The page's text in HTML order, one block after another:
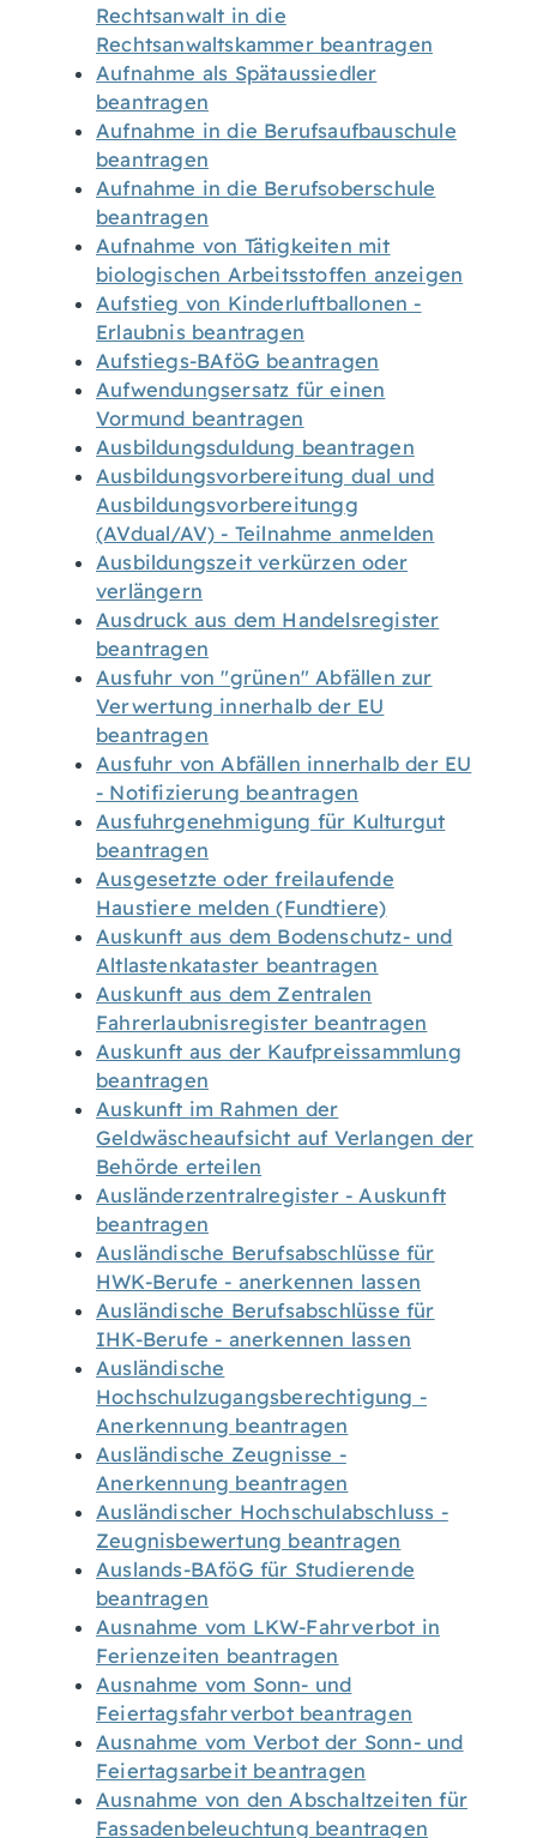
Rechtsanwalt in die
Rechtsanwaltskammer beantragen
Aufnahme als Spätaussiedler
beantragen
Aufnahme in die Berufsaufbauschule
beantragen
Aufnahme in die Berufsoberschule
beantragen
Aufnahme von Tätigkeiten mit
biologischen Arbeitsstoffen anzeigen
Aufstieg von Kinderluftballonen -
Erlaubnis beantragen
Aufstiegs-BAföG beantragen
Aufwendungsersatz für einen
Vormund beantragen
Ausbildungsduldung beantragen
Ausbildungsvorbereitung dual und
Ausbildungsvorbereitungg
(AVdual/AV) - Teilnahme anmelden
Ausbildungszeit verkürzen oder
verlängern
Ausdruck aus dem Handelsregister
beantragen
Ausfuhr von "grünen" Abfällen zur
Verwertung innerhalb der EU
beantragen
Ausfuhr von Abfällen innerhalb der EU
- Notifizierung beantragen
Ausfuhrgenehmigung für Kulturgut
beantragen
Ausgesetzte oder freilaufende
Haustiere melden (Fundtiere)
Auskunft aus dem Bodenschutz- und
Altlastenkataster beantragen
Auskunft aus dem Zentralen
Fahrerlaubnisregister beantragen
Auskunft aus der Kaufpreissammlung
beantragen
Auskunft im Rahmen der
Geldwäscheaufsicht auf Verlangen der
Behörde erteilen
Ausländerzentralregister - Auskunft
beantragen
Ausländische Berufsabschlüsse für
HWK-Berufe - anerkennen lassen
Ausländische Berufsabschlüsse für
IHK-Berufe - anerkennen lassen
Ausländische
Hochschulzugangsberechtigung -
Anerkennung beantragen
Ausländische Zeugnisse -
Anerkennung beantragen
Ausländischer Hochschulabschluss -
Zeugnisbewertung beantragen
Auslands-BAföG für Studierende
beantragen
Ausnahme vom LKW-Fahrverbot in
Ferienzeiten beantragen
Ausnahme vom Sonn- und
Feiertagsfahrverbot beantragen
Ausnahme vom Verbot der Sonn- und
Feiertagsarbeit beantragen
Ausnahme von den Abschaltzeiten für
Fassadenbeleuchtung beantragen